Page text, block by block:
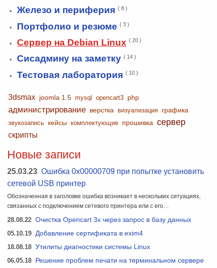
Железо и периферия ( 8 )
Портфолио и резюме ( 3 )
Сервер на Debian Linux ( 20 )
Сисадмину на заметку ( 14 )
Тестовая лаборатория ( 10 )
3dsmax joomla 1.5 mysql opencart3 php
администрирование верстка визуализация графика
звукозапись кейсы комплектующие прошивка сервер
скрипты
Новые записи
25.03.23 Ошибка 0x00000709 при попытке установить
сетевой USB принтер
Обозначенная в заголовке ошибка возникает в нескольких ситуациях,
связанных с подключением сетевого принтера или с его…
28.08.22 Очистка Opencart 3x через запрос в базу данных
05.10.19 Добавление сертификата в exim4
18.08.18 Утилиты диагностики системы Linux
06.05.18
Решение проблем печати на терминальном сервере